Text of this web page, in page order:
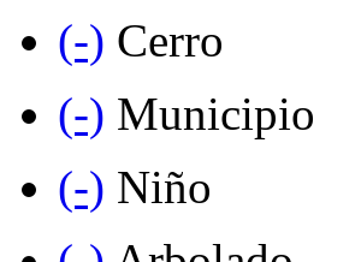
(-) Cerro
(-) Municipio
(-) Niño